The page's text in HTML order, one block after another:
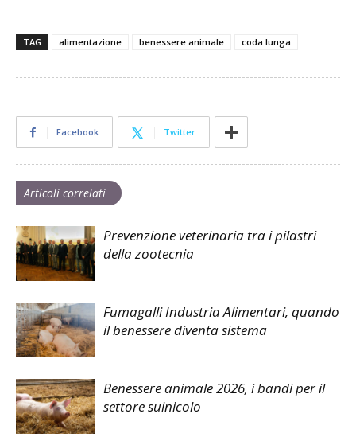
TAG alimentazione benessere animale coda lunga
Facebook Twitter
Articoli correlati
Prevenzione veterinaria tra i pilastri
della zootecnia
Fumagalli Industria Alimentari, quando
il benessere diventa sistema
Benessere animale 2026, i bandi per il
settore suinicolo